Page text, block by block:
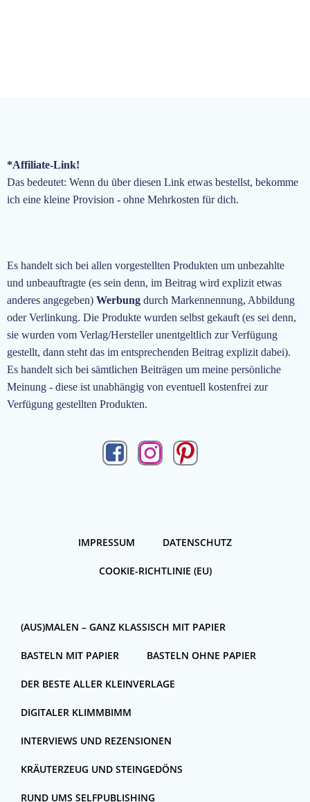
*Affiliate-Link!
Das bedeutet: Wenn du über diesen Link etwas bestellst, bekomme
ich eine kleine Provision - ohne Mehrkosten für dich.
Es handelt sich bei allen vorgestellten Produkten um unbezahlte
und unbeauftragte (es sein denn, im Beitrag wird explizit etwas
anderes angegeben) Werbung durch Markennennung, Abbildung
oder Verlinkung. Die Produkte wurden selbst gekauft (es sei denn,
sie wurden vom Verlag/Hersteller unentgeltlich zur Verfügung
gestellt, dann steht das im entsprechenden Beitrag explizit dabei).
Es handelt sich bei sämtlichen Beiträgen um meine persönliche
Meinung - diese ist unabhängig von eventuell kostenfrei zur
Verfügung gestellten Produkten.
IMPRESSUM DATENSCHUTZ
COOKIE-RICHTLINIE (EU)
(AUS)MALEN – GANZ KLASSISCH MIT PAPIER
BASTELN MIT PAPIER BASTELN OHNE PAPIER
DER BESTE ALLER KLEINVERLAGE
DIGITALER KLIMMBIMM
INTERVIEWS UND REZENSIONEN
KRÄUTERZEUG UND STEINGEDÖNS
RUND UMS SELFPUBLISHING